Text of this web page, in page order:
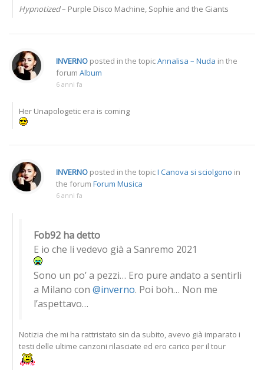
Hypnotized– Purple Disco Machine, Sophie and the Giants
INVERNO posted in the topicAnnalisa – Nuda in the
forum Album
6 anni fa
Her Unapologetic era is coming
INVERNO posted in the topicI Canova si sciolgono in
the forum Forum Musica
6 anni fa
Fob92 ha detto
E io che li vedevo già a Sanremo 2021
Sono un po’ a pezzi… Ero pure andato a sentirli
a Milano con @inverno. Poi boh… Non me
l’aspettavo…
Notizia che mi ha rattristato sin da subito, avevo già imparato i
testi delle ultime canzoni rilasciate ed ero carico per il tour